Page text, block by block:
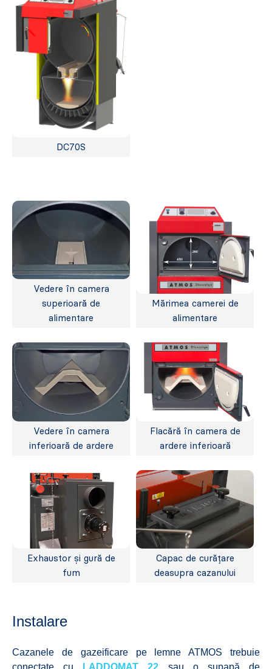
DC70S
Vedere în camera
superioară de
alimentare
Mãrimea camerei de
alimentare
Vedere în camera
inferioară de ardere
Flacără în camera de
ardere inferioară
Exhaustor și gură de
fum
Capac de curățare
deasupra cazanului
Instalare
Cazanele de gazeificare pe lemne ATMOS trebuie
conectate cu
LADDOMAT 22 sau o supapă de